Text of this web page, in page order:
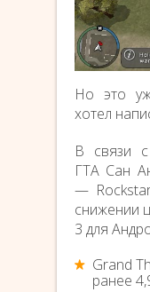
Но это
хотел
В связи
ГТА Сан
—
снижении
3 для
Grand
ранее